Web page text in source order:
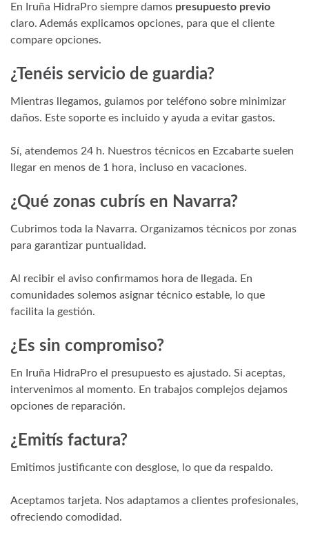
En Iruña HidraPro siempre damos presupuesto previo
claro. Además explicamos opciones, para que el cliente
compare opciones.
¿Tenéis servicio de guardia?
Mientras llegamos, guiamos por teléfono sobre minimizar
daños. Este soporte es incluido y ayuda a evitar gastos.
Sí, atendemos 24 h. Nuestros técnicos en Ezcabarte suelen
llegar en menos de 1 hora, incluso en vacaciones.
¿Qué zonas cubrís en Navarra?
Cubrimos toda la Navarra. Organizamos técnicos por zonas
para garantizar puntualidad.
Al recibir el aviso confirmamos hora de llegada. En
comunidades solemos asignar técnico estable, lo que
facilita la gestión.
¿Es sin compromiso?
En Iruña HidraPro el presupuesto es ajustado. Si aceptas,
intervenimos al momento. En trabajos complejos dejamos
opciones de reparación.
¿Emitís factura?
Emitimos justificante con desglose, lo que da respaldo.
Aceptamos tarjeta. Nos adaptamos a clientes profesionales,
ofreciendo comodidad.